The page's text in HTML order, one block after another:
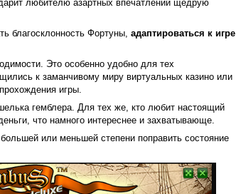
любителю азартных впечатлений щедрую
благосклонность Фортуны, адаптироваться к игре
Это особенно удобно для тех
к заманчивому миру виртуальных казино или
игры.
гемблера. Для тех же, кто любит настоящий
что намного интереснее и захватывающе.
или меньшей степени поправить состояние